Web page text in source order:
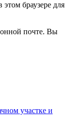
браузере для
почте. Вы
участке и